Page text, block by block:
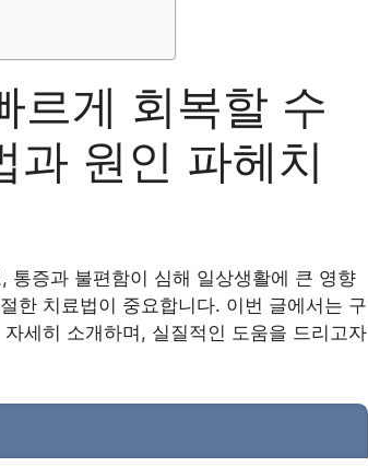
르게 회복할 수
과 원인 파헤치
통증과 불편함이 심해 일상생활에 큰 영향
한 치료법이 중요합니다. 이번 글에서는 구
세히 소개하며, 실질적인 도움을 드리고자